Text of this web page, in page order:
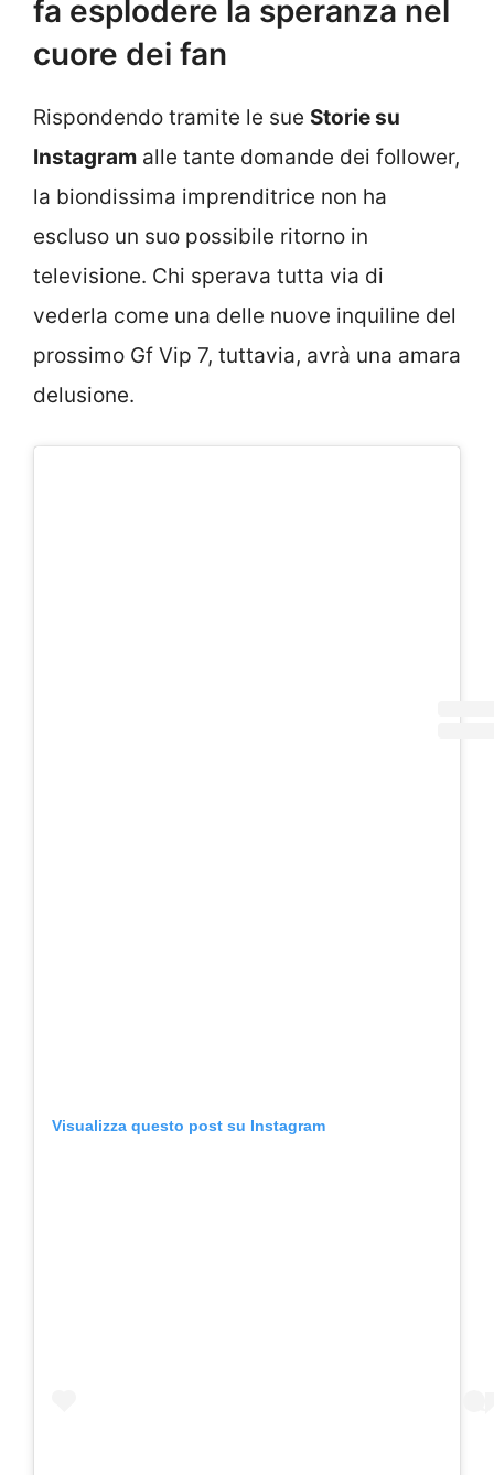
fa esplodere la speranza nel
cuore dei fan
Rispondendo tramite le sue Storie su
Instagram alle tante domande dei follower,
la biondissima imprenditrice non ha
escluso un suo possibile ritorno in
televisione. Chi sperava tutta via di
vederla come una delle nuove inquiline del
prossimo Gf Vip 7, tuttavia, avrà una amara
delusione.
Visualizza questo post su Instagram